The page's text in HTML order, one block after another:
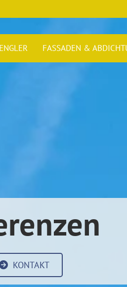
FASSADEN &
KONTAKT